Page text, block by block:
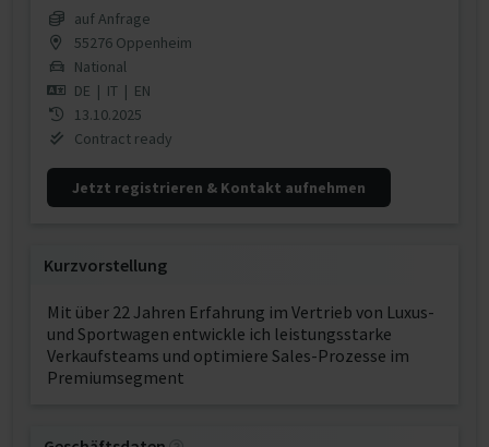
auf Anfrage
55276 Oppenheim
National
DE | IT| EN
13.10.2025
Contract ready
Jetzt registrieren & Kontakt aufnehmen
Kurzvorstellung
Mit über 22 Jahren Erfahrung im Vertrieb von Luxus-
und Sportwagen entwickle ich leistungsstarke
Verkaufsteams und optimiere Sales-Prozesse im
Premiumsegment